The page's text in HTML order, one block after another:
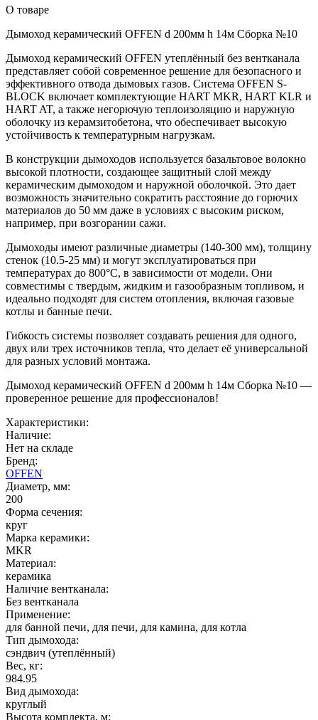
О товаре
Дымоход керамический OFFEN d 200мм h 14м Сборка №10
Дымоход керамический OFFEN утеплённый без вентканала
представляет собой современное решение для безопасного и
эффективного отвода дымовых газов. Система OFFEN S-
BLOCK включает комплектующие HART MKR, HART KLR и
HART AT, а также негорючую теплоизоляцию и наружную
оболочку из керамзитобетона, что обеспечивает высокую
устойчивость к температурным нагрузкам.
В конструкции дымоходов используется базальтовое волокно
высокой плотности, создающее защитный слой между
керамическим дымоходом и наружной оболочкой. Это дает
возможность значительно сократить расстояние до горючих
материалов до 50 мм даже в условиях с высоким риском,
например, при возгорании сажи.
Дымоходы имеют различные диаметры (140-300 мм), толщину
стенок (10.5-25 мм) и могут эксплуатироваться при
температурах до 800°C, в зависимости от модели. Они
совместимы с твердым, жидким и газообразным топливом, и
идеально подходят для систем отопления, включая газовые
котлы и банные печи.
Гибкость системы позволяет создавать решения для одного,
двух или трех источников тепла, что делает её универсальной
для разных условий монтажа.
Дымоход керамический OFFEN d 200мм h 14м Сборка №10 —
проверенное решение для профессионалов!
Характеристики:
Наличие:
Нет на складе
Бренд:
OFFEN
Диаметр, мм:
200
Форма сечения:
круг
Марка керамики:
MKR
Материал:
керамика
Наличие вентканала:
Без вентканала
Применение:
для банной печи, для печи, для камина, для котла
Тип дымохода:
сэндвич (утеплённый)
Вес, кг:
984.95
Вид дымохода:
круглый
Высота комплекта, м: